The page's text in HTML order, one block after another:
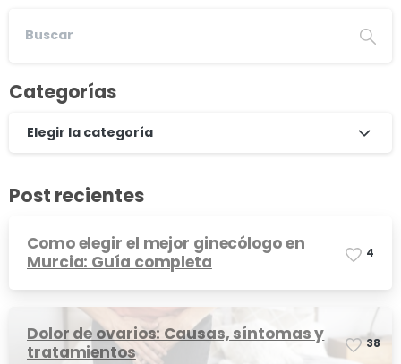
Categorías
Elegir la categoría
Post recientes
Como elegir el mejor ginecólogo en
Murcia: Guía completa
4
Dolor de ovarios: Causas, síntomas y
tratamientos
38